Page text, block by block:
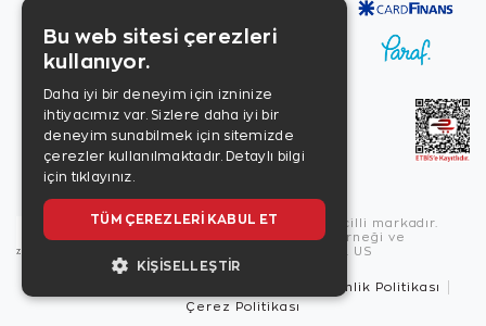
Copyright © 2026, Zen Diamond tescilli markadır.
Zen Diamond Birleşmiş Markalar Derneği ve
Turquality Destek Programı üyesidir. US
Güvenlik Politikası
Çerez Politikası
Bu web sitesi çerezleri
kullanıyor.
Daha iyi bir deneyim için izninize
ihtiyacımız var. Sizlere daha iyi bir
deneyim sunabilmek için sitemizde
çerezler kullanılmaktadır. Detaylı bilgi
için tıklayınız.
TÜM ÇEREZLERI KABUL ET
KIŞISELLEŞTIR